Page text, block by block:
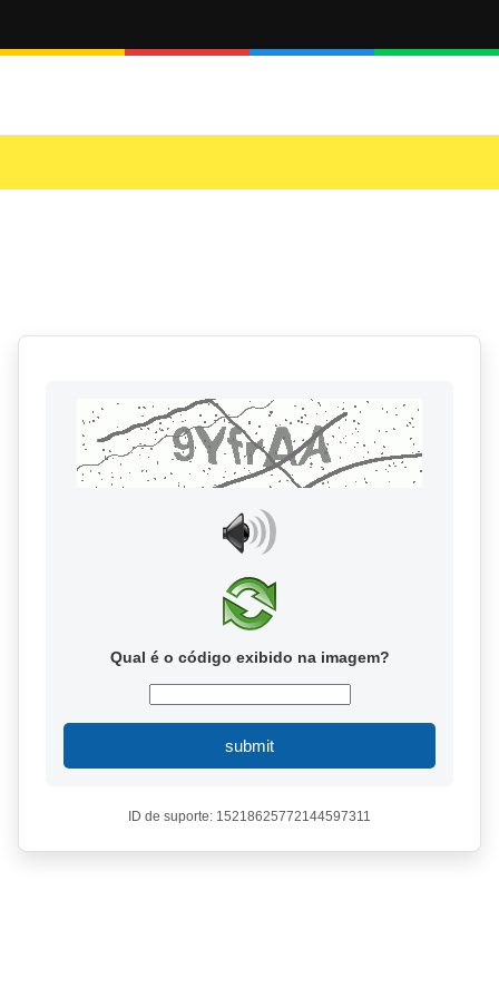
Qual é o código exibido na imagem?
submit
ID de suporte: 15218625772144597311